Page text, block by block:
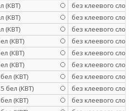
(КВТ) без клеевого слоя
(КВТ) без клеевого слоя
(КВТ) без клеевого слоя
(КВТ) без клеевого слоя
(КВТ) без клеевого слоя
(КВТ) без клеевого слоя
(КВТ) без клеевого слоя
бел (КВТ) без клеевого слоя
(КВТ) без клеевого слоя